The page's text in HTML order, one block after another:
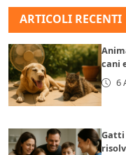
ARTICOLI RECENTI
cani
6